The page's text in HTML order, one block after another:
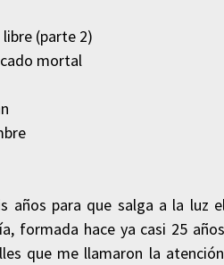
(parte 2)
mortal
años para que salga a la luz
formada hace ya casi 25
que me llamaron la